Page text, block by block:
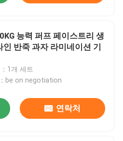
능력 퍼프 페이스트리 생
인 반죽 과자 라미네이션 기
：1개 세트
be on negotiation
연락처